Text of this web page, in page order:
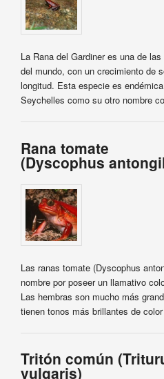
La Rana del Gardiner es una de
del mundo, con un crecimiento de
longitud. Esta especie es
Seychelles como su otro nombre
Rana tomate
(Dyscophus
Las ranas tomate (Dyscophus
nombre por poseer un llamativo
Las hembras son mucho más
tienen tonos más brillantes de color
Tritón común
vulgaris)